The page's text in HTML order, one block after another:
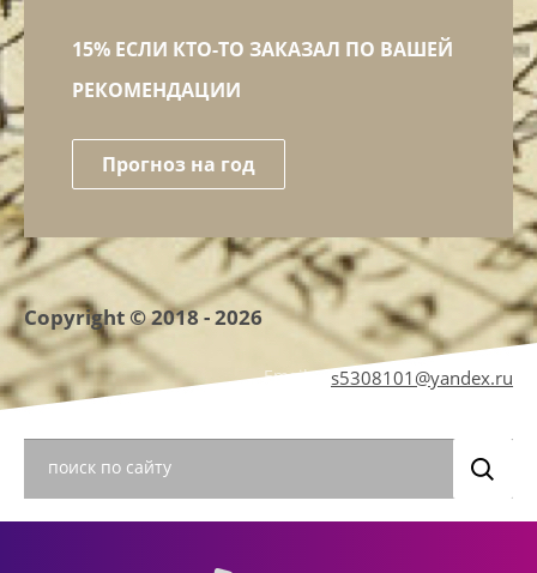
15% ЕСЛИ КТО-ТО ЗАКАЗАЛ ПО ВАШЕЙ
РЕКОМЕНДАЦИИ
Прогноз на год
Copyright © 2018 - 2026
Email: s5308101@yandex.ru